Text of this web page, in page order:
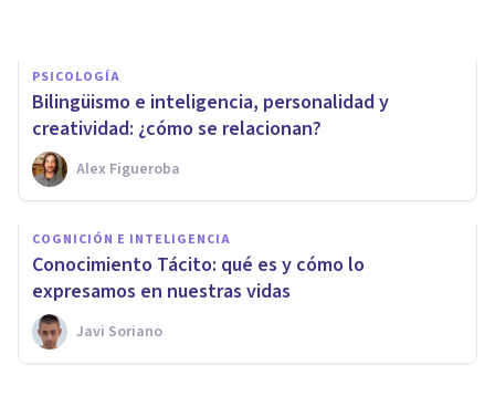
PSICOLOGÍA
Bilingüismo e inteligencia, personalidad y
creatividad: ¿cómo se relacionan?
Alex Figueroba
COGNICIÓN E INTELIGENCIA
Conocimiento Tácito: qué es y cómo lo
expresamos en nuestras vidas
Javi Soriano
COGNICIÓN E INTELIGENCIA
​¿Eres más inteligente que la
media? 11 señales que lo
confirman
Bertrand Regader